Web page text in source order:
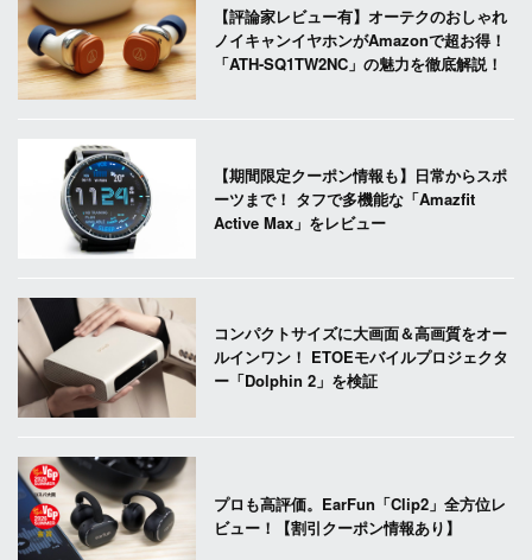
【評論家レビュー有】オーテクのおしゃれ
ノイキャンイヤホンがAmazonで超お得！
「ATH-SQ1TW2NC」の魅力を徹底解説！
【期間限定クーポン情報も】日常からスポ
ーツまで！ タフで多機能な「Amazfit
Active Max」をレビュー
コンパクトサイズに大画面＆高画質をオー
ルインワン！ ETOEモバイルプロジェクタ
ー「Dolphin 2」を検証
プロも高評価。EarFun「Clip2」全方位レ
ビュー！【割引クーポン情報あり】